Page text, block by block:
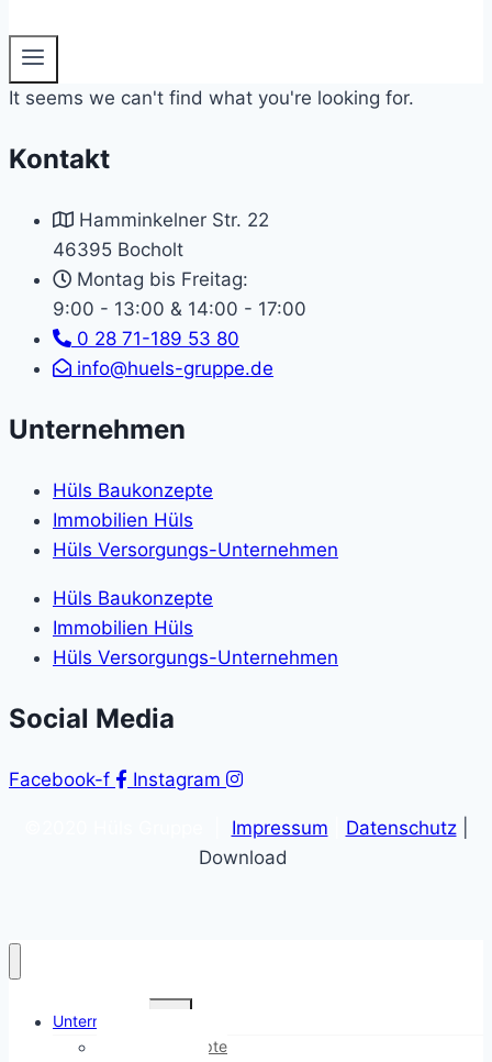
It seems we can't find what you're looking for.
Kontakt
Hamminkelner Str. 22
46395 Bocholt
Montag bis Freitag:
9:00 - 13:00 & 14:00 - 17:00
0 28 71-189 53 80
info@huels-gruppe.de
Unternehmen
Hüls Baukonzepte
Immobilien Hüls
Hüls Versorgungs-Unternehmen
Hüls Baukonzepte
Immobilien Hüls
Hüls Versorgungs-Unternehmen
Social Media
Facebook-f Instagram
Impressum Datenschutz
Download
Unternehmen
Untermenü
Hüls Baukonzepte